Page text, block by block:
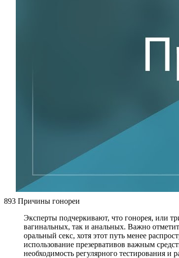
893 Причины гонореи
Эксперты подчеркивают, что гонорея, или
вагинальных, так и анальных. Важно
оральный секс, хотя этот путь менее
использование презервативов важным
необходимость регулярного тестирования и